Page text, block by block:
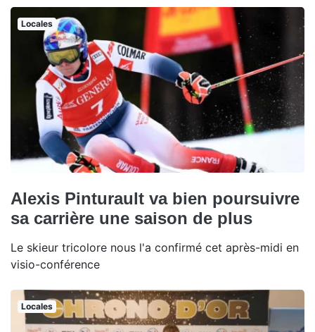
Locales
Alexis Pinturault va bien poursuivre
sa carrière une saison de plus
Le skieur tricolore nous l'a confirmé cet après-midi en
visio-conférence
Locales